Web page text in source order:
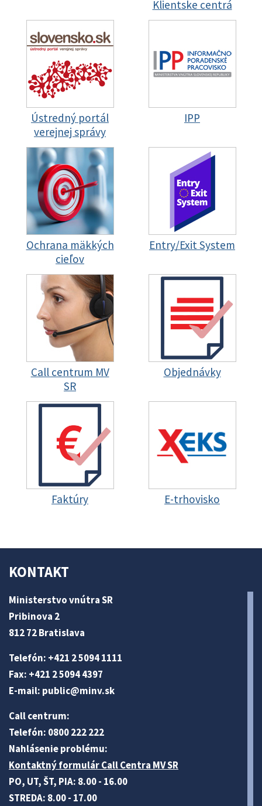
Klientske centrá
Ústredný portál
verejnej správy
IPP
Ochrana mäkkých
cieľov
Entry/Exit System
Call centrum MV
SR
Objednávky
Faktúry E-trhovisko
KONTAKT
Ministerstvo vnútra SR
Pribinova 2
812 72 Bratislava
Telefón: +421 2 5094 1111
Fax: +421 2 5094 4397
E-mail: public@minv.sk
Call centrum:
Telefón: 0800 222 222
Nahlásenie problému:
Kontaktný formulár Call Centra MV SR
PO, UT, ŠT, PIA: 8.00 - 16.00
STREDA: 8.00 - 17.00